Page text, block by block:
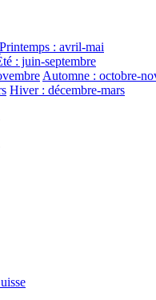
Printemps : avril-mai
: juin-septembre
Automne : octobre-
Hiver : décembre-mars